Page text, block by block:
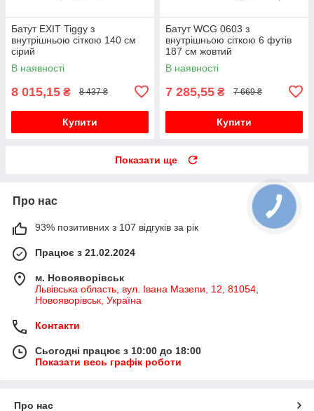
Батут EXIT Tiggy з
внутрішньою сіткою 140 см
сірий
В наявності
8 015,15 ₴ 8 437 ₴
Купити
Батут WCG 0603 з
внутрішньою сіткою 6 футів
187 см жовтий
В наявності
7 285,55 ₴ 7 669 ₴
Купити
Показати ще
Про нас
93% позитивних з 107 відгуків за рік
Працює з 21.02.2024
м. Новояворівськ
Львівська область, вул. Івана Мазепи, 12, 81054,
Новояворівськ, Україна
Контакти
Сьогодні працює з 10:00 до 18:00
Показати весь графік роботи
Про нас